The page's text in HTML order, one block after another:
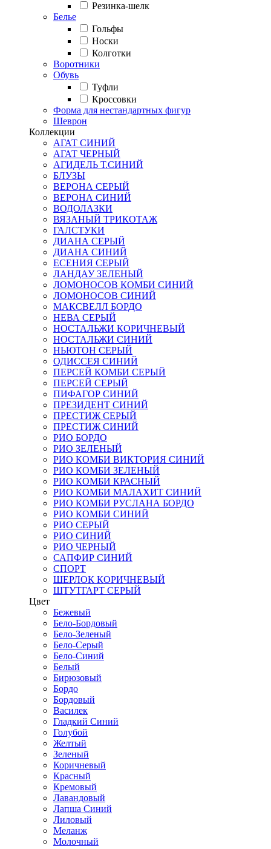
Резинка-шелк
Белье
Гольфы
Носки
Колготки
Воротники
Обувь
Туфли
Кроссовки
Форма для нестандартных фигур
Шеврон
Коллекции
АГАТ СИНИЙ
АГАТ ЧЕРНЫЙ
АГИДЕЛЬ Т.СИНИЙ
БЛУЗЫ
ВЕРОНА СЕРЫЙ
ВЕРОНА СИНИЙ
ВОДОЛАЗКИ
ВЯЗАНЫЙ ТРИКОТАЖ
ГАЛСТУКИ
ДИАНА СЕРЫЙ
ДИАНА СИНИЙ
ЕСЕНИЯ СЕРЫЙ
ЛАНДАУ ЗЕЛЕНЫЙ
ЛОМОНОСОВ КОМБИ СИНИЙ
ЛОМОНОСОВ СИНИЙ
МАКСВЕЛЛ БОРДО
НЕВА СЕРЫЙ
НОСТАЛЬЖИ КОРИЧНЕВЫЙ
НОСТАЛЬЖИ СИНИЙ
НЬЮТОН СЕРЫЙ
ОДИССЕЯ СИНИЙ
ПЕРСЕЙ КОМБИ СЕРЫЙ
ПЕРСЕЙ СЕРЫЙ
ПИФАГОР СИНИЙ
ПРЕЗИДЕНТ СИНИЙ
ПРЕСТИЖ СЕРЫЙ
ПРЕСТИЖ СИНИЙ
РИО БОРДО
РИО ЗЕЛЕНЫЙ
РИО КОМБИ ВИКТОРИЯ СИНИЙ
РИО КОМБИ ЗЕЛЕНЫЙ
РИО КОМБИ КРАСНЫЙ
РИО КОМБИ МАЛАХИТ СИНИЙ
РИО КОМБИ РУСЛАНА БОРДО
РИО КОМБИ СИНИЙ
РИО СЕРЫЙ
РИО СИНИЙ
РИО ЧЕРНЫЙ
САПФИР СИНИЙ
СПОРТ
ШЕРЛОК КОРИЧНЕВЫЙ
ШТУТГАРТ СЕРЫЙ
Цвет
Бежевый
Бело-Бордовый
Бело-Зеленый
Бело-Серый
Бело-Синий
Белый
Бирюзовый
Бордо
Бордовый
Василек
Гладкий Синий
Голубой
Желтый
Зеленый
Коричневый
Красный
Кремовый
Лавандовый
Лапша Синий
Лиловый
Меланж
Молочный